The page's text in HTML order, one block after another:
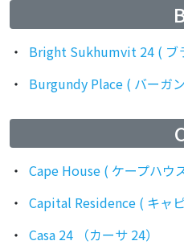
Bright Sukhumvit 24 ( ブ
Burgundy Place ( バーガ
Cape House ( ケープハウス
Capital Residence ( キャ
Casa 24 （カーサ 24）